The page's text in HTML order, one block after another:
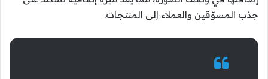
جذب المسوّقين والعملاء إلى المنتجات.